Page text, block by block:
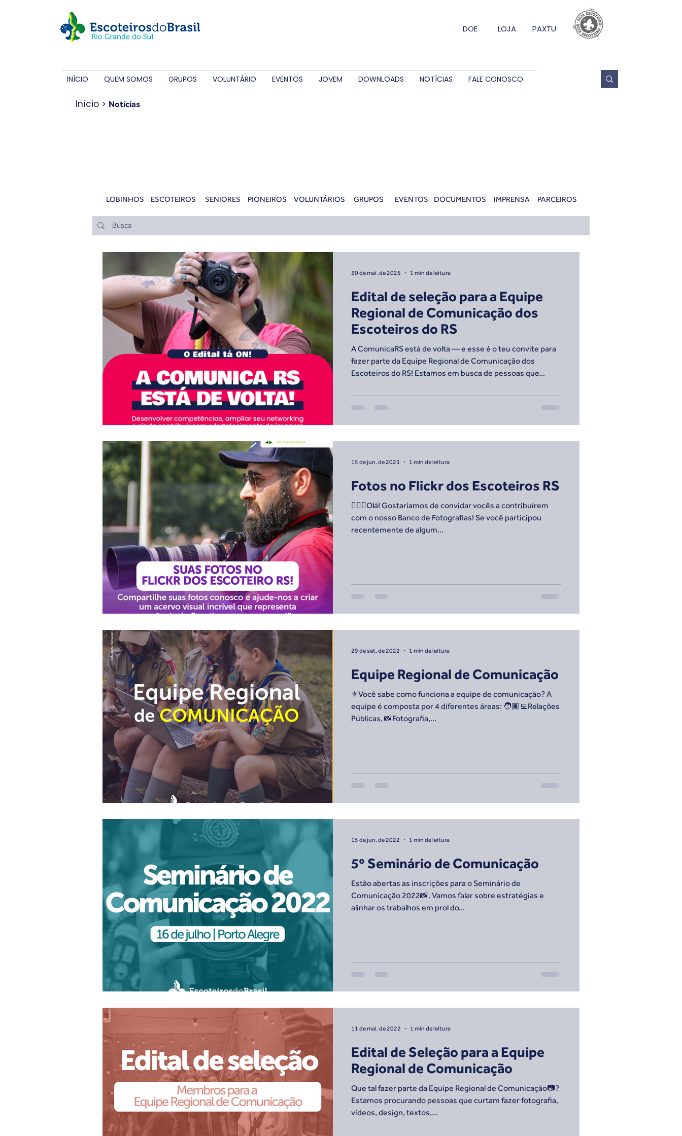
DOE LOJA PAXTU
INÍCIO QUEM SOMOS GRUPOS VOLUNTÁRIO EVENTOS JOVEM DOWNLOADS NOTÍCIAS FALE CONOSCO
Início > Notícias
LOBINHOS ESCOTEIROS SENIORES PIONEIROS VOLUNTÁRIOS GRUPOS EVENTOS DOCUMENTOS IMPRENSA PARCEIROS
Edital de seleção para a Equipe
Regional de Comunicação dos
Escoteiros do RS
A ComunicaRS está de volta — e esse é o teu convite para
fazer parte da Equipe Regional de Comunicação dos
Escoteiros do RS! Estamos em busca de pessoas que
câmeras, entre palavras, imagens, projetos e conexões.
30 de mai. de 2025 1 min de leitura
Fotos no Flickr dos Escoteiros RS
🙋🏼‍♂️Olá! Gostaríamos de convidar vocês a contribuírem
com o nosso Banco de Fotografias! Se você participou
recentemente de algum...
15 de jun. de 2023 1 min de leitura
Equipe Regional de Comunicação
⚜️Você sabe como funciona a equipe de comunicação? A
equipe é composta por 4 diferentes áreas: 🧑🏿‍💻Relações
Públicas, 📸Fotografia,...
29 de set. de 2022 1 min de leitura
5º Seminário de Comunicação
Estão abertas as inscrições para o Seminário de
Comunicação 2022📸. Vamos falar sobre estratégias e
alinhar os trabalhos em prol do...
15 de jun. de 2022 1 min de leitura
Edital de Seleção para a Equipe
Regional de Comunicação
Que tal fazer parte da Equipe Regional de Comunicação📷?
Estamos procurando pessoas que curtam fazer fotografia,
vídeos, design, textos,...
11 de mai. de 2022 1 min de leitura